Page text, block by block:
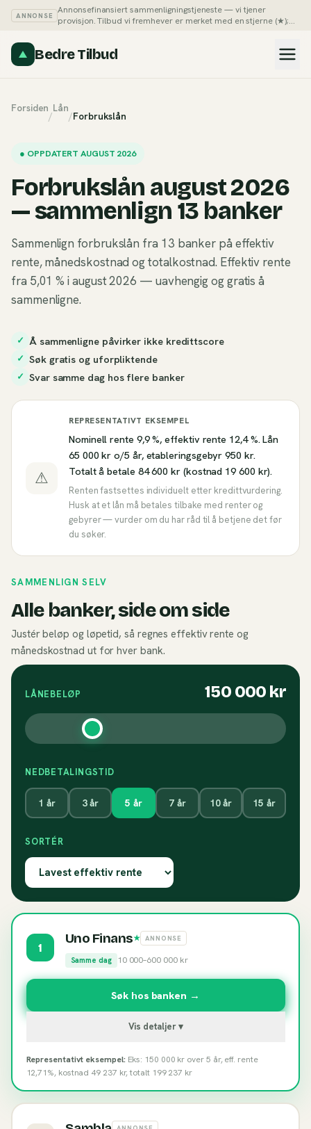
ANNONSE
Annonsefinansiert sammenligningstjeneste — vi tjener
provisjon. Tilbud vi fremhever er merket med en stjerne (★);
Bedre Tilbud
Forsiden
/
Lån
/Forbrukslån
● OPPDATERT AUGUST 2026
Forbrukslån august 2026
— sammenlign 13 banker
Sammenlign forbrukslån fra 13 banker på effektiv
rente, månedskostnad og totalkostnad. Effektiv rente
fra 5,01 % i august 2026 — uavhengig og gratis å
sammenligne.
✓ Å sammenligne påvirker ikke kredittscore
✓ Søk gratis og uforpliktende
✓ Svar samme dag hos flere banker
⚠
REPRESENTATIVT EKSEMPEL
Nominell rente 9,9 %, effektiv rente 12,4 %. Lån
65 000 kr o/5 år, etableringsgebyr 950 kr.
Totalt å betale 84 600 kr (kostnad 19 600 kr).
Renten fastsettes individuelt etter kredittvurdering.
Husk at et lån må betales tilbake med renter og
gebyrer — vurder om du har råd til å betjene det før
du søker.
SAMMENLIGN SELV
Alle banker, side om side
Justér beløp og løpetid, så regnes effektiv rente og
månedskostnad ut for hver bank.
LÅNEBELØP 150 000 kr
NEDBETALINGSTID
1 år 3år 5 år 7år 10år 15 år
SORTÉR
1
Uno Finans★ ANNONSE
Samme dag 10 000–600 000kr
Søk hos banken →
Vis detaljer ▾
Representativt eksempel: Eks: 150 000 kr over 5 år, eff. rente
12,71%, kostnad 49 237 kr, totalt 199 237 kr